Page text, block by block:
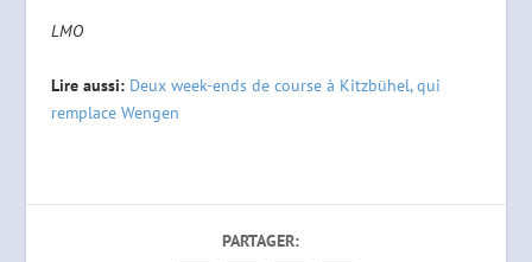
LMO
Lire aussi: Deux week-ends de course à Kitzbühel, qui
remplace Wengen
PARTAGER: